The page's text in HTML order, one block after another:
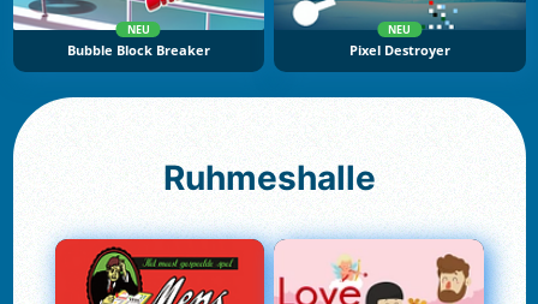
NEU
Bubble Block Breaker
NEU
Pixel Destroyer
Ruhmeshalle